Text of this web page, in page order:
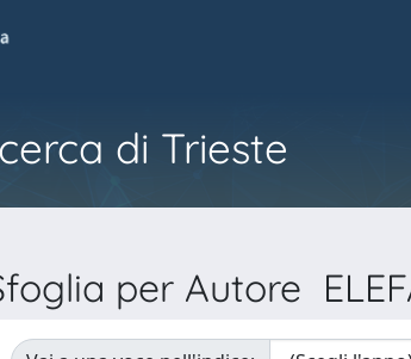
di Trieste
per Autore